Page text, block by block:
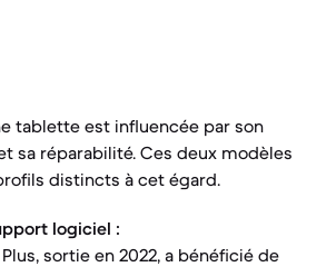
tablette est influencée par son
sa réparabilité. Ces deux modèles
distincts à cet égard.
logiciel :
Plus, sortie en 2022, a bénéficié de